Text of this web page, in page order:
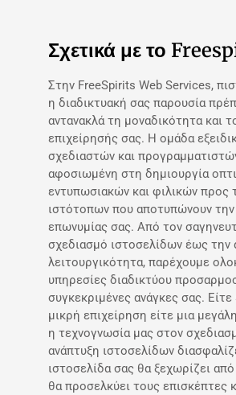
Σχετικά με το
Στην FreeSpirits Web Services,
η διαδικτυακή σας παρουσία
αντανακλά τη μοναδικότητα και
επιχείρησής σας. Η ομάδα
σχεδιαστών και
αφοσιωμένη στη δημιουργία
εντυπωσιακών και φιλικών προς
ιστότοπων που αποτυπώνουν την
επωνυμίας σας. Από τον
σχεδιασμό ιστοσελίδων έως
λειτουργικότητα, παρέχουμε
υπηρεσίες διαδικτύου
συγκεκριμένες ανάγκες σας. Είτε
μικρή επιχείρηση είτε μια
η τεχνογνωσία μας στον
ανάπτυξη ιστοσελίδων
ιστοσελίδα σας θα ξεχωρίζει
θα προσελκύει τους επισκέπτες